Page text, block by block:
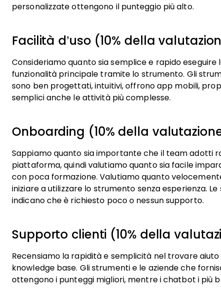
personalizzate ottengono il punteggio più alto.
Facilità d’uso (10% della
Consideriamo quanto sia semplice e rapido
funzionalità principale tramite lo strumento. Gli
sono ben progettati, intuitivi, offrono app mobili,
semplici anche le attività più complesse.
Onboarding (10% della
Sappiamo quanto sia importante che il team adotti
piattaforma, quindi valutiamo quanto sia facile
con poca formazione. Valutiamo quanto
iniziare a utilizzare lo strumento senza esperienza.
indicano che è richiesto poco o nessun supporto.
Supporto clienti (10% della
Recensiamo la rapidità e semplicità nel trovare
knowledge base. Gli strumenti e le aziende che
ottengono i punteggi migliori, mentre i chatbot i più